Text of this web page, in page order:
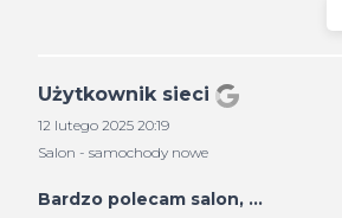
Użytkownik sieci
12 lutego 2025 20:19
Salon - samochody nowe
Bardzo polecam salon, ...